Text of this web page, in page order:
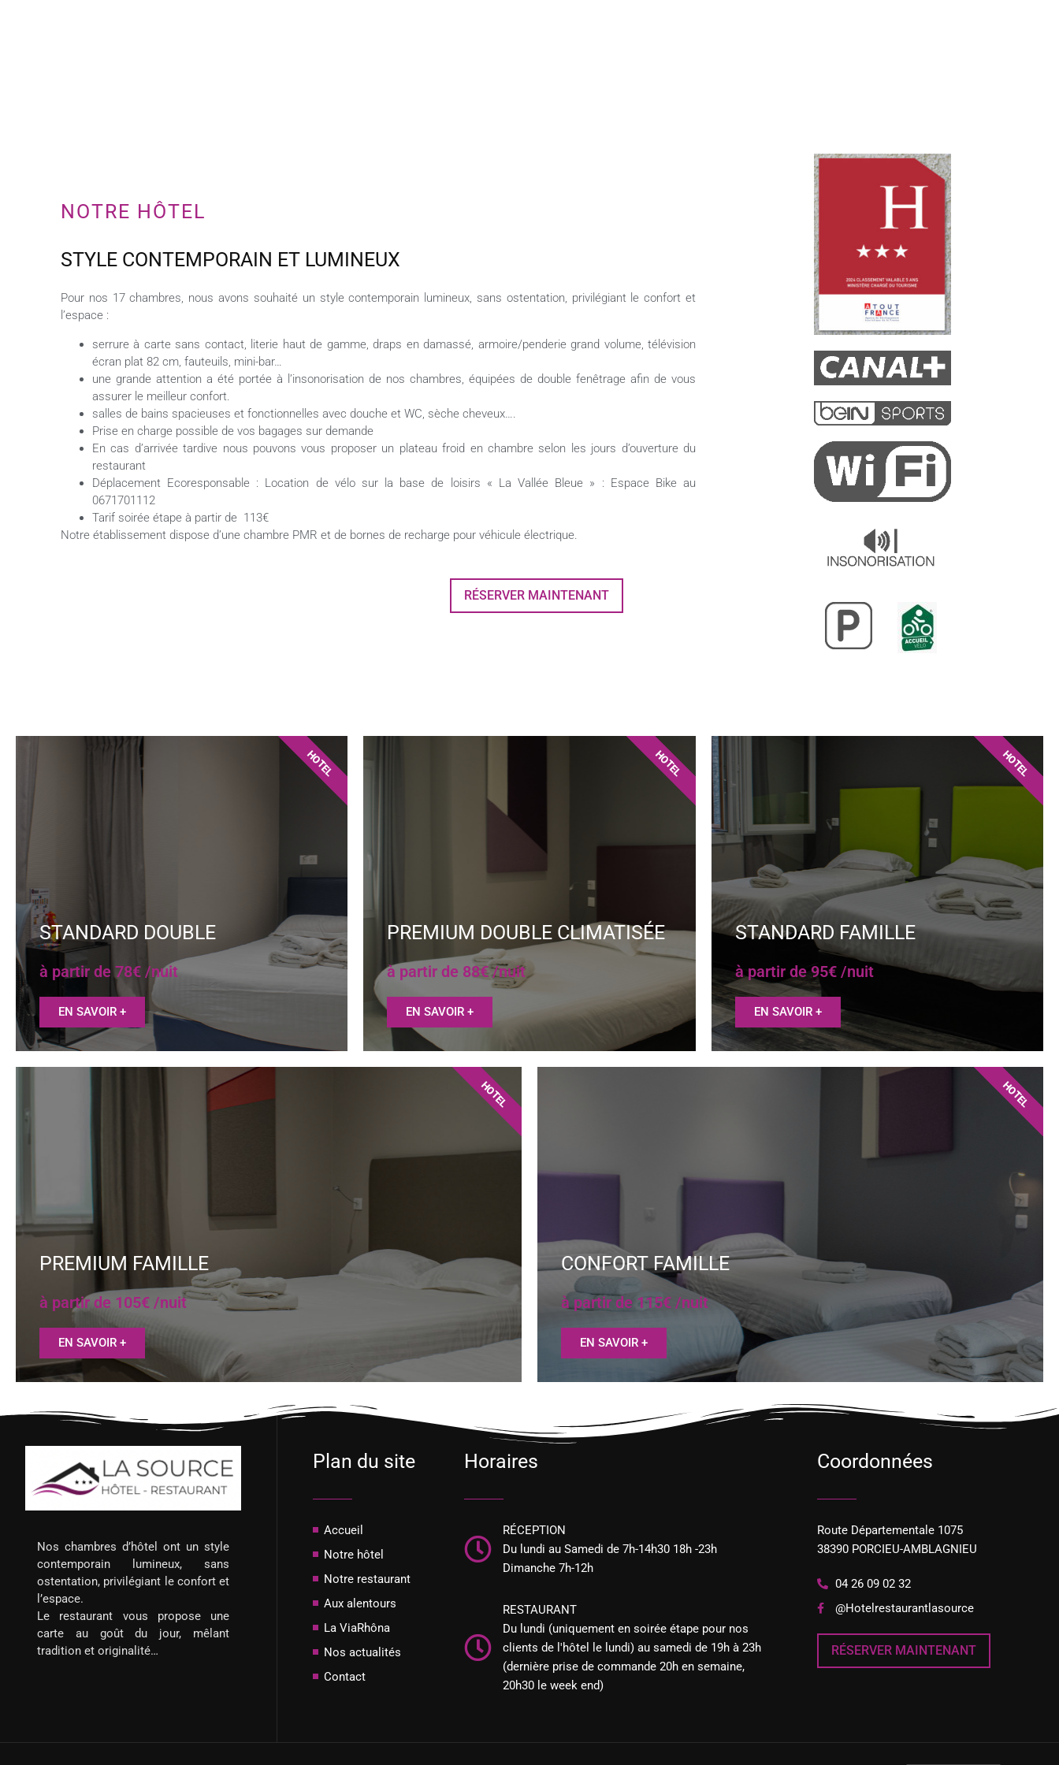
NOTRE HÔTEL
STYLE CONTEMPORAIN ET LUMINEUX
Pour nos 17 chambres, nous avons souhaité un style contemporain lumineux, sans ostentation, privilégiant le confort et
l’espace :
serrure à carte sans contact, literie haut de gamme, draps en damassé, armoire/penderie grand volume, télévision
écran plat 82 cm, fauteuils, mini-bar…
une grande attention a été portée à l’insonorisation de nos chambres, équipées de double fenêtrage afin de vous
assurer le meilleur confort.
salles de bains spacieuses et fonctionnelles avec douche et WC, sèche cheveux….
Prise en charge possible de vos bagages sur demande
En cas d’arrivée tardive nous pouvons vous proposer un plateau froid en chambre selon les jours d’ouverture du
restaurant
Déplacement Ecoresponsable : Location de vélo sur la base de loisirs « La Vallée Bleue » : Espace Bike au
0671701112
Tarif soirée étape à partir de 113€
Notre établissement dispose d’une chambre PMR et de bornes de recharge pour véhicule électrique.
RÉSERVER MAINTENANT
STANDARD DOUBLE
à partir de 78€ /nuit
EN SAVOIR +
HOTEL
PREMIUM DOUBLE CLIMATISÉE
à partir de 88€ /nuit
EN SAVOIR +
HOTEL
STANDARD FAMILLE
à partir de 95€ /nuit
EN SAVOIR +
HOTEL
PREMIUM FAMILLE
à partir de 105€ /nuit
EN SAVOIR +
HOTEL
CONFORT FAMILLE
à partir de 115€ /nuit
EN SAVOIR +
HOTEL
Nos chambres d’hôtel ont un style
contemporain lumineux, sans
ostentation, privilégiant le confort et
l’espace.
Le restaurant vous propose une
carte au goût du jour, mêlant
tradition et originalité…
Plan du site
Accueil
Notre hôtel
Notre restaurant
Aux alentours
La ViaRhôna
Nos actualités
Contact
Horaires
RÉCEPTION
Du lundi au Samedi de 7h-14h30 18h -23h
Dimanche 7h-12h
RESTAURANT
Du lundi (uniquement en soirée étape pour nos
clients de l'hôtel le lundi) au samedi de 19h à 23h
(dernière prise de commande 20h en semaine,
20h30 le week end)
Coordonnées
Route Départementale 1075
38390 PORCIEU-AMBLAGNIEU
04 26 09 02 32
@Hotelrestaurantlasource
RÉSERVER MAINTENANT